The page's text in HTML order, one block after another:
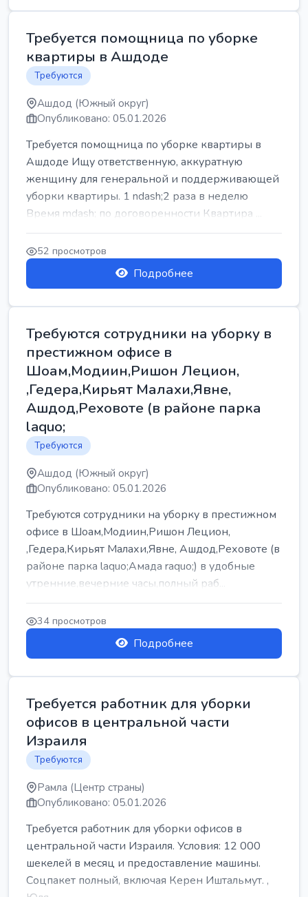
Требуется помощница по уборке
квартиры в Ашдоде
Требуются
Ашдод (Южный округ)
Опубликовано: 05.01.2026
Требуется помощница по уборке квартиры в
Ашдоде Ищу ответственную, аккуратную
женщину для генеральной и поддерживающей
уборки квартиры. 1 ndash;2 раза в неделю
Время mdash; по договоренности Квартира ...
52 просмотров
Подробнее
Требуются сотрудники на уборку в
престижном офисе в
Шоам,Модиин,Ришон Лецион,
,Гедера,Кирьят Малахи,Явне,
Ашдод,Реховоте (в районе парка
laquo;
Требуются
Ашдод (Южный округ)
Опубликовано: 05.01.2026
Требуются сотрудники на уборку в престижном
офисе в Шоам,Модиин,Ришон Лецион,
,Гедера,Кирьят Малахи,Явне, Ашдод,Реховоте (в
районе парка laquo;Амада raquo;) в удобные
утренние,вечерние часы,полный раб...
34 просмотров
Подробнее
Требуется работник для уборки
офисов в центральной части
Израиля
Требуются
Рамла (Центр страны)
Опубликовано: 05.01.2026
Требуется работник для уборки офисов в
центральной части Израиля. Условия: 12 000
шекелей в месяц и предоставление машины.
Соцпакет полный, включая Керен Иштальмут. ,